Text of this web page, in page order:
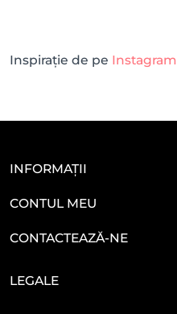
Inspirație de pe Instagram
INFORMAȚII
CONTUL MEU
CONTACTEAZĂ-NE
LEGALE